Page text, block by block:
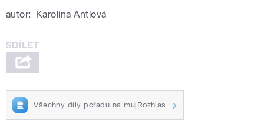
autor: Karolina Antlová
Všechny díly pořadu na mujRozhlas